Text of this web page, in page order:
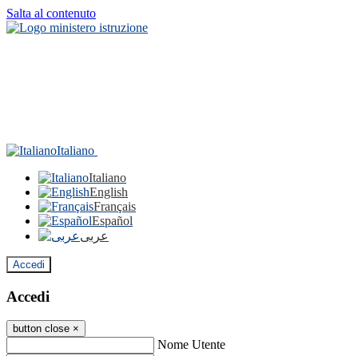
Salta al contenuto
Italiano
Italiano
English
Français
Español
عربى
Accedi
Accedi
button close ×
Nome Utente